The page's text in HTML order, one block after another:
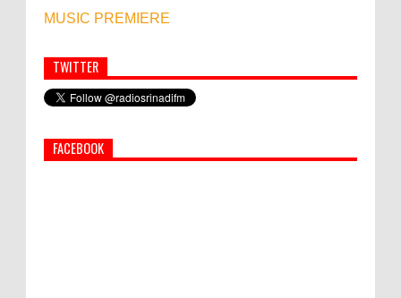
MUSIC PREMIERE
Simbol Persahabatan, RI Bangun Islamic Centre di
Afghanistan
PEMKAB KLUNGKUNG GELAR PASAR
TWITTER
FACEBOOK